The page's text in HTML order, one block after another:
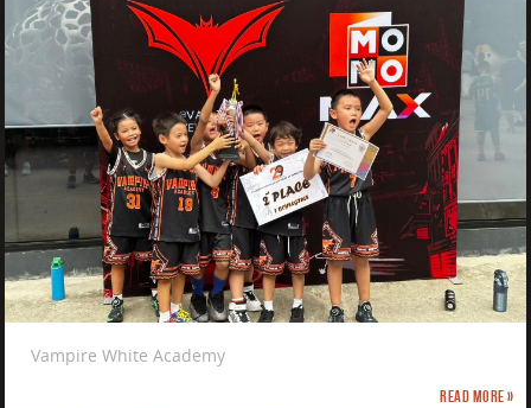
Vampire White Academy
Read more »